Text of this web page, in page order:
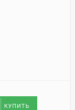
КУПИТЬ